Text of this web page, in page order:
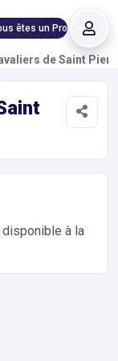
êtes un Pro
de Saint
à la